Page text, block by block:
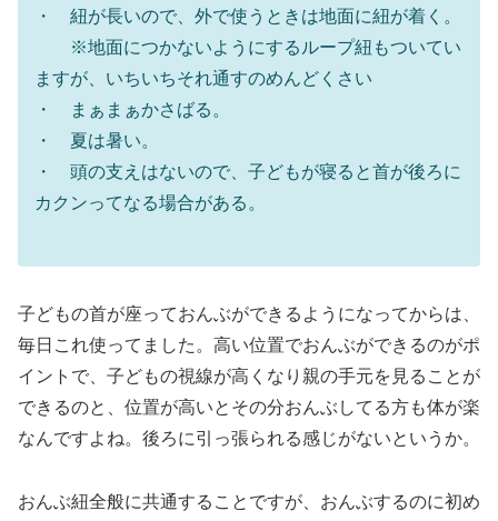
・ 紐が長いので、外で使うときは地面に紐が着く。
※地面につかないようにするループ紐もついてい
ますが、いちいちそれ通すのめんどくさい
・ まぁまぁかさばる。
・ 夏は暑い。
・ 頭の支えはないので、子どもが寝ると首が後ろに
カクンってなる場合がある。
子どもの首が座っておんぶができるようになってからは、
毎日これ使ってました。高い位置でおんぶができるのがポ
イントで、子どもの視線が高くなり親の手元を見ることが
できるのと、位置が高いとその分おんぶしてる方も体が楽
なんですよね。後ろに引っ張られる感じがないというか。
おんぶ紐全般に共通することですが、おんぶするのに初め